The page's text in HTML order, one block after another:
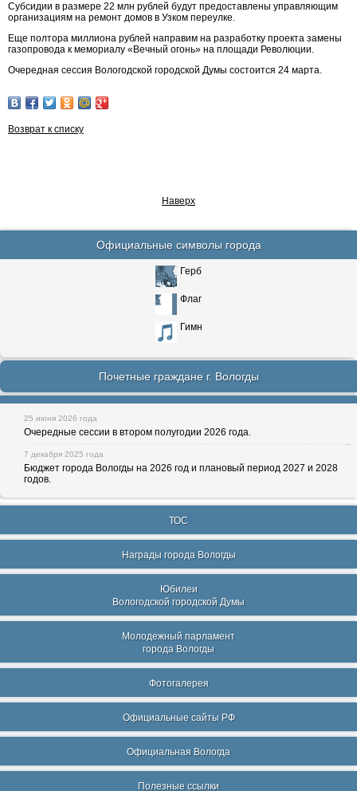
Субсидии в размере 22 млн рублей будут предоставлены управляющим
организациям на ремонт домов в Узком переулке.
Еще полтора миллиона рублей направим на разработку проекта замены
газопровода к мемориалу «Вечный огонь» на площади Революции.
Очередная сессия Вологодской городской Думы состоится 24 марта.
Возврат к списку
Наверх
Официальные символы города
Герб
Флаг
Гимн
Почетные граждане г. Вологды
25 июня 2026 года
Очередные сессии в втором полугодии 2026 года.
7 декабря 2025 года
Бюджет города Вологды на 2026 год и плановый период 2027 и 2028
годов.
ТОС
Награды города Вологды
Юбилеи
Вологодской городской Думы
Молодежный парламент
города Вологды
Фотогалерея
Официальные сайты РФ
Официальная Вологда
Полезные ссылки